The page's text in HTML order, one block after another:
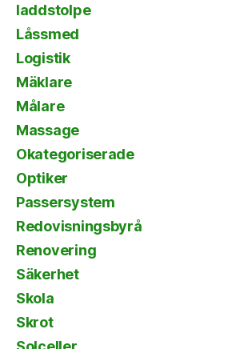
laddstolpe
Låssmed
Logistik
Mäklare
Målare
Massage
Okategoriserade
Optiker
Passersystem
Redovisningsbyrå
Renovering
Säkerhet
Skola
Skrot